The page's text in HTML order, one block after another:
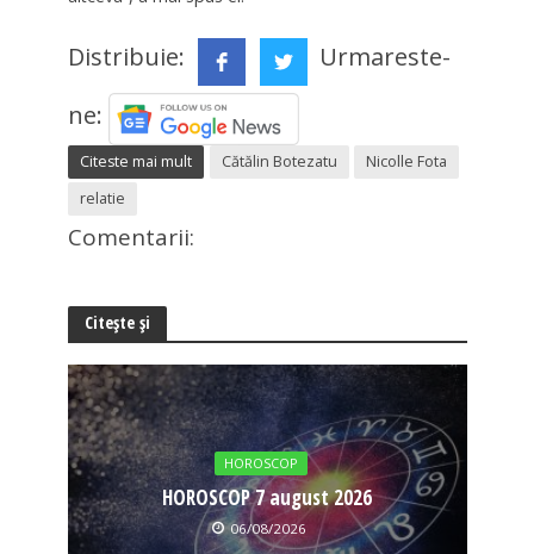
Distribuie:
Urmareste-
ne:
Citeste mai mult Cătălin Botezatu
Nicolle Fota
relatie
Comentarii:
Citește și
HOROSCOP
HOROSCOP 7 august 2026
06/08/2026